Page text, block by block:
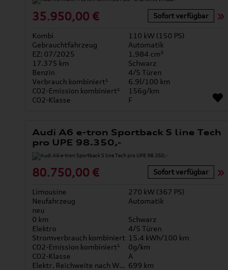
35.950,00 € Sofort verfügbar
Kombi
110 kW (150 PS)
Gebrauchtfahrzeug
Automatik
EZ: 07/2025
1.984 cm³
17.375 km
Schwarz
Benzin
4/5 Türen
Verbrauch kombiniert¹
6.9l/100 km
CO2-Emission kombiniert¹
156g/km
CO2-Klasse
F
Audi A6 e-tron Sportback S line Tech
pro UPE 98.350,-
80.750,00 € Sofort verfügbar
Limousine
270 kW (367 PS)
Neufahrzeug
Automatik
neu
0 km
Schwarz
Elektro
4/5 Türen
Stromverbrauch kombiniert 15.4 kWh/100 km
CO2-Emission kombiniert¹
0g/km
CO2-Klasse
A
Elektr. Reichweite nach WLTP* 699 km